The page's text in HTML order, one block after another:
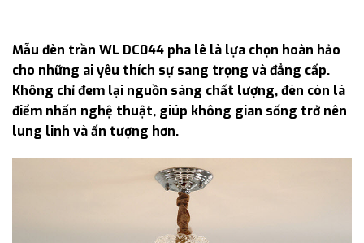
Mẫu đèn trần WL DC044 pha lê là lựa chọn hoàn hảo
cho những ai yêu thích sự sang trọng và đẳng cấp.
Không chỉ đem lại nguồn sáng chất lượng, đèn còn là
điểm nhấn nghệ thuật, giúp không gian sống trở nên
lung linh và ấn tượng hơn.